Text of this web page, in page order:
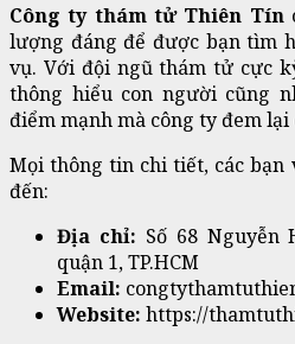
Công ty thám tử Thiên Tín
lượng đáng để được bạn tìm
vụ. Với đội ngũ thám tử cực
thông hiểu con người cũng
điểm mạnh mà công ty đem lại
Mọi thông tin chi tiết, các
đến:
Địa chỉ: Số 68 Nguyễn
quận 1, TP.HCM
Email:
Website: https://